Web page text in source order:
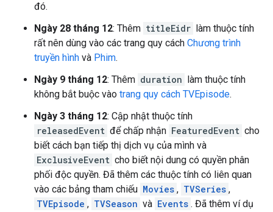
đó.
Ngày 28 tháng 12: Thêm titleEidr làm thuộc tính
rất nên dùng vào các trang quy cách Chương trình
truyền hình và Phim.
Ngày 9 tháng 12: Thêm duration làm thuộc tính
không bắt buộc vào trang quy cách TVEpisode.
Ngày 3 tháng 12: Cập nhật thuộc tính
releasedEvent để chấp nhận FeaturedEvent cho
biết cách bạn tiếp thị dịch vụ của mình và
ExclusiveEvent cho biết nội dung có quyền phân
phối độc quyền. Đã thêm các thuộc tính có liên quan
vào các bảng tham chiếu Movies , TVSeries ,
TVEpisode , TVSeason và Events . Đã thêm ví dụ